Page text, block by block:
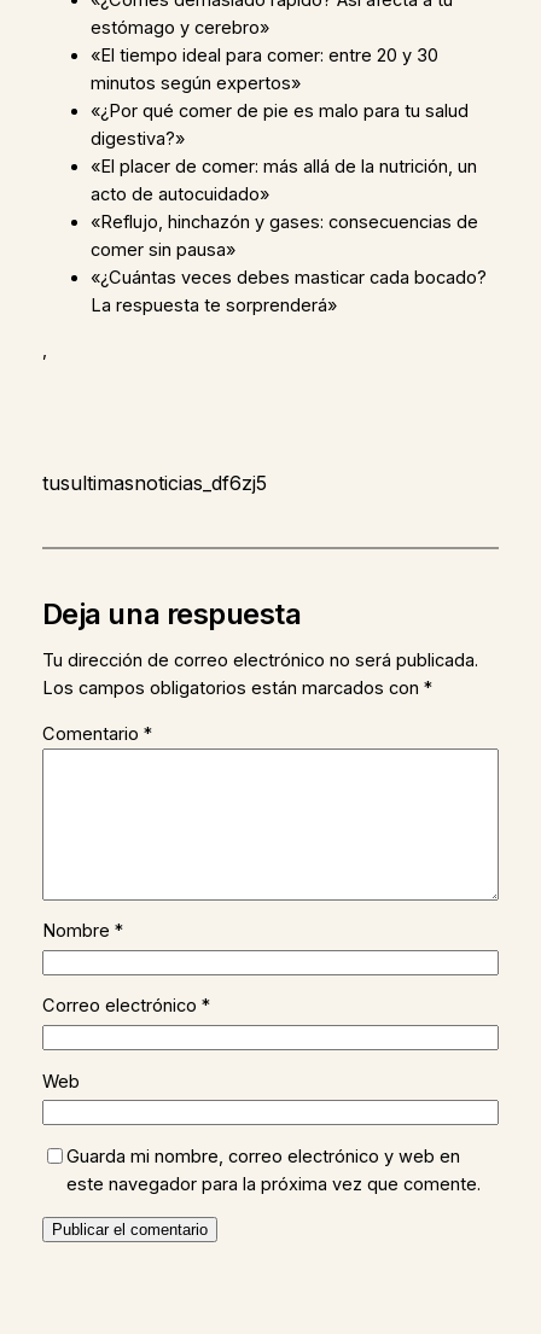
estómago y cerebro»
«El tiempo ideal para comer: entre 20 y 30
minutos según expertos»
«¿Por qué comer de pie es malo para tu salud
digestiva?»
«El placer de comer: más allá de la nutrición, un
acto de autocuidado»
«Reflujo, hinchazón y gases: consecuencias de
comer sin pausa»
«¿Cuántas veces debes masticar cada bocado?
La respuesta te sorprenderá»
,
tusultimasnoticias_df6zj5
Deja una respuesta
Tu dirección de correo electrónico no será publicada.
Los campos obligatorios están marcados con *
Comentario *
Nombre *
Correo electrónico *
Web
Guarda mi nombre, correo electrónico y web en
este navegador para la próxima vez que comente.